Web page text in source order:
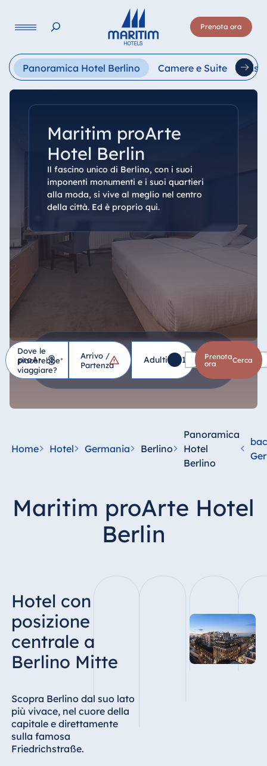
Prenota ora
Deutsch English Français
Panoramica Hotel Berlino Camere e Suite
Maritim proArte
Hotel Berlin
Il fascino unico di Berlino, con i suoi
imponenti monumenti e i suoi quartieri
alla moda, si vive al meglio nel centro
della città. Ed è proprio qui.
Dove le
piacerebbe
viaggiare?
*
Hotel
Hotel Bad
proArte Hotel
Hotel Dresden
Hotel Düsseldorf
Hotel Frankfurt
Hotel am
Schlossgarten
Airport Hotel
Hannover
Hotel Ingolstadt
Hotel Bellevue
Arrivo /
Partenza
Adulti 1 Bambini 0
Prenota
ora
cerca
Home Hotel Germania Berlino
Panoramica
Hotel
Berlino
Maritim proArte Hotel
Berlin
Hotel con
posizione
centrale a
Berlino Mitte
Scopra Berlino dal suo lato
più vivace, nel cuore della
capitale e direttamente
sulla famosa
Friedrichstraße.